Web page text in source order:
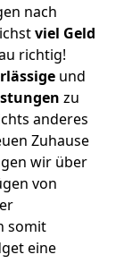
nach
viel Geld
richtig!
und
zu
anderes
Zuhause
wir über
von
somit
eine